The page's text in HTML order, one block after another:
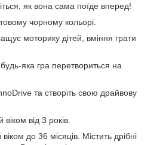
як вона сама поїде вперед!
чорному кольорі.
моторику дітей, вміння грати
яка гра перетвориться на
та створіть свою драйвову
від 3 років.
до 36 місяців. Містить дрібні